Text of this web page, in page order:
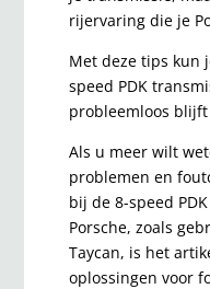
rijervaring die je
Met deze tips kun
speed PDK
probleemloos
Als u meer wilt
problemen en
bij de 8-speed
Porsche, zoals
Taycan, is het
oplossingen voor